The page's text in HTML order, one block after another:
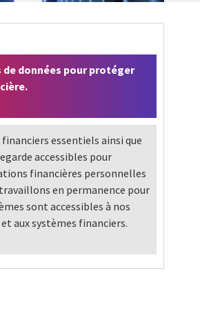
de données pour protéger
essentiels ainsi que
accessibles pour
financières personnelles
en permanence pour
sont accessibles à nos
aux systèmes financiers.